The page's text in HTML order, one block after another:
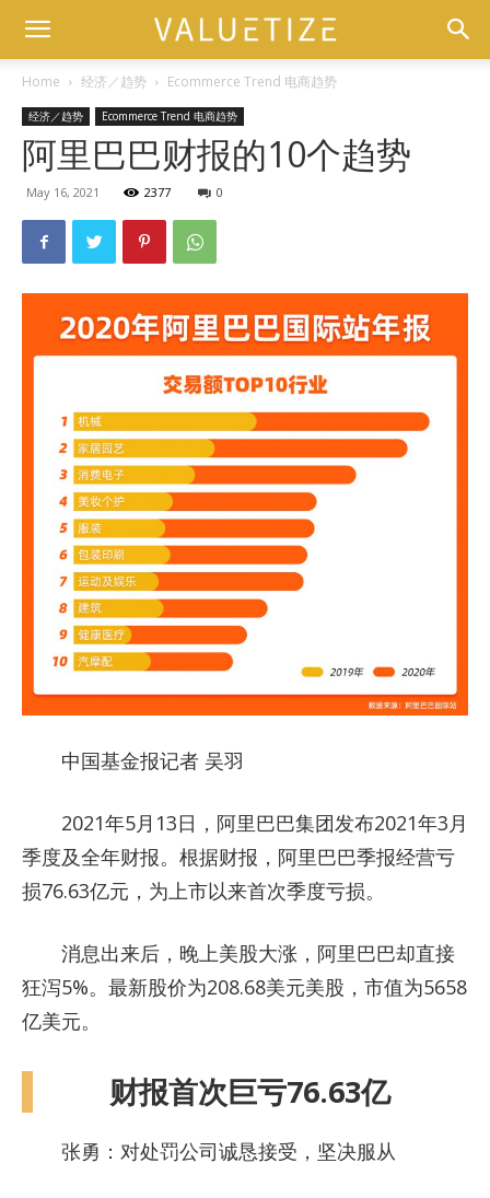
Home 经济／趋势 Ecommerce Trend 电商趋势
经济／趋势 Ecommerce Trend 电商趋势
阿里巴巴财报的10个趋势
May 16, 2021 2377 0
中国基金报记者 吴羽
2021年5月13日，阿里巴巴集团发布2021年3月
季度及全年财报。根据财报，阿里巴巴季报经营亏
损76.63亿元，为上市以来首次季度亏损。
消息出来后，晚上美股大涨，阿里巴巴却直接
狂泻5%。最新股价为208.68美元美股，市值为5658
亿美元。
财报首次巨亏76.63亿
张勇：对处罚公司诚恳接受，坚决服从